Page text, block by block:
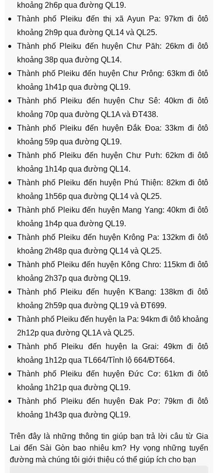
khoảng 2h6p qua đường QL19.
Thành phố Pleiku đến thị xã Ayun Pa: 97km đi ôtô
khoảng 2h9p qua đường QL14 và QL25.
Thành phố Pleiku đến huyện Chư Păh: 26km đi ôtô
khoảng 38p qua đường QL14.
Thành phố Pleiku đến huyện Chư Prông: 63km đi ôtô
khoảng 1h41p qua đường QL19.
Thành phố Pleiku đến huyện Chư Sê: 40km đi ôtô
khoảng 70p qua đường QL1A và ĐT438.
Thành phố Pleiku đến huyện Đắk Đoa: 33km đi ôtô
khoảng 59p qua đường QL19.
Thành phố Pleiku đến huyện Chư Pưh: 62km đi ôtô
khoảng 1h14p qua đường QL14.
Thành phố Pleiku đến huyện Phú Thiện: 82km đi ôtô
khoảng 1h56p qua đường QL14 và QL25.
Thành phố Pleiku đến huyện Mang Yang: 40km đi ôtô
khoảng 1h4p qua đường QL19.
Thành phố Pleiku đến huyện Krông Pa: 132km đi ôtô
khoảng 2h48p qua đường QL14 và QL25.
Thành phố Pleiku đến huyện Kông Chro: 115km đi ôtô
khoảng 2h37p qua đường QL19.
Thành phố Pleiku đến huyện K'Bang: 138km đi ôtô
khoảng 2h59p qua đường QL19 và ĐT699.
Thành phố Pleiku đến huyện Ia Pa: 94km đi ôtô khoảng
2h12p qua đường QL1A và QL25.
Thành phố Pleiku đến huyện Ia Grai: 49km đi ôtô
khoảng 1h12p qua TL664/Tỉnh lộ 664/ĐT664.
Thành phố Pleiku đến huyện Đức Cơ: 61km đi ôtô
khoảng 1h21p qua đường QL19.
Thành phố Pleiku đến huyện Đak Pơ: 79km đi ôtô
khoảng 1h43p qua đường QL19.
Trên đây là những thông tin giúp bạn trả lời câu từ Gia
Lai đến Sài Gòn bao nhiêu km? Hy vọng những tuyến
đường mà chúng tôi giới thiệu có thể giúp ích cho bạn